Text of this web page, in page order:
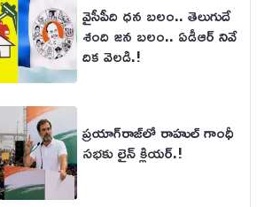
వైసీపీది ధన బలం.. తెలుగుదే
శంది జన బలం.. ఏడీఆర్ నివే
దిక వెల్లడి.!
ప్రయాగ్‌రాజ్‌లో రాహుల్ గాంధీ
సభకు లైన్ క్లియర్.!